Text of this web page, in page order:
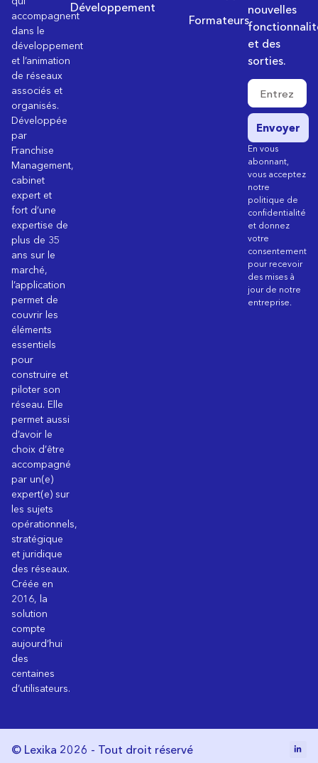
accompagnent
dans le
développement
et l’animation
de réseaux
associés et
organisés.
Développée
par
Franchise
Management,
cabinet
expert et
fort d’une
expertise de
plus de 35
ans sur le
marché,
l’application
permet de
couvrir les
éléments
essentiels
pour
construire et
piloter son
réseau. Elle
permet aussi
d’avoir le
choix d’être
accompagné
par un(e)
expert(e) sur
les sujets
opérationnels,
stratégique
et juridique
des réseaux.
Créée en
2016, la
solution
compte
aujourd’hui
des
centaines
d’utilisateurs.
Développement
Formateurs
nouvelles
et des
sorties.
Envoyer
En vous
abonnant,
vous acceptez
notre
politique de
confidentialité
et donnez
votre
consentement
pour recevoir
des mises à
jour de notre
entreprise.
© Lexika 2026 - Tout droit réservé